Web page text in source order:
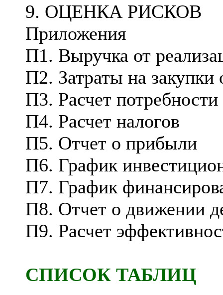
9. ОЦЕНКА РИСКОВ
Приложения
П1. Выручка от
П2. Затраты на закупки
П3. Расчет
П4. Расчет налогов
П5. Отчет о прибыли
П6. График
П7. График
П8. Отчет о движении
П9. Расчет
СПИСОК ТАБЛИЦ